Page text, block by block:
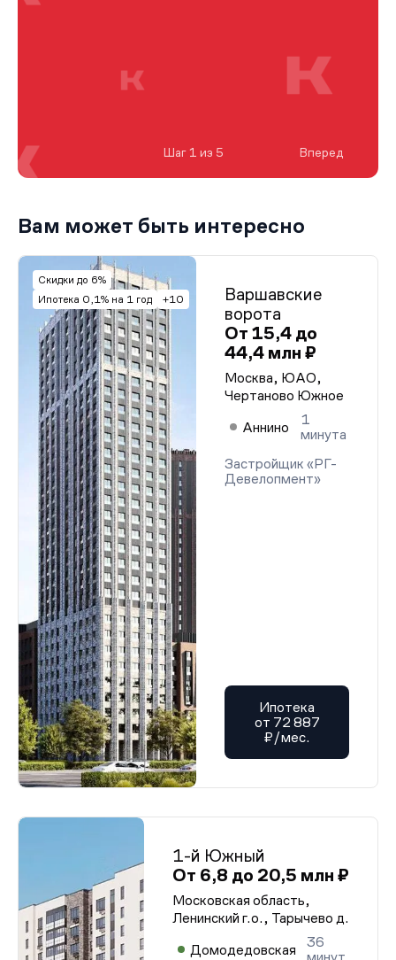
Шаг 1 из 5 Вперед
Вам может быть интересно
Скидки до 6%
Ипотека 0,1% на 1 год
+10
Варшавские
ворота
От 15,4 до
44,4 млн ₽
Москва, ЮАО,
Чертаново Южное
Аннино
1
минута
Застройщик «РГ-
Девелопмент»
Ипотека
от 72 887
₽/мес.
1-й Южный
От 6,8 до 20,5 млн ₽
Московская область,
Ленинский г.о., Тарычево д.
Домодедовская
36
минут